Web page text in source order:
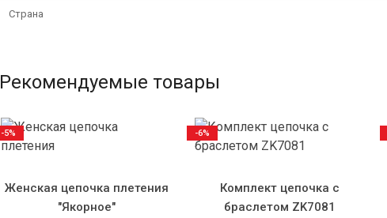
Страна
Рекомендуемые товары
Женская цепочка плетения
"Якорное"
-5%
Комплект цепочка с
браслетом ZK7081
-6%